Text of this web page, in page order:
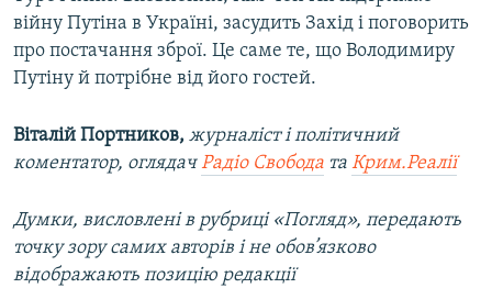
війну Путіна в Україні, засудить Захід і поговорить
про постачання зброї. Це саме те, що Володимиру
Путіну й потрібне від його гостей.
Віталій Портников, журналіст і політичний
коментатор, оглядачРадіо Свобода та Крим.Реалії
Думки, висловлені в рубриці «Погляд», передають
точку зору самих авторів і не обов’язково
відображають позицію редакції